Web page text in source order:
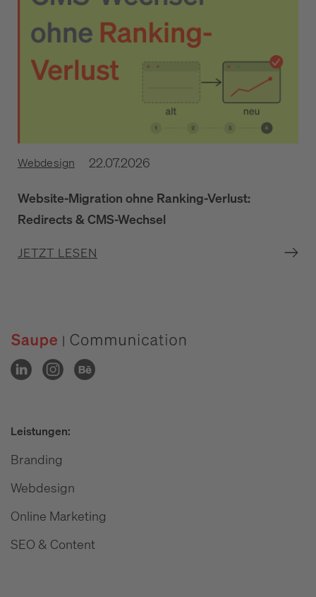
Webdesign 22.07.2026
Website-Migration ohne Ranking-Verlust:
Redirects & CMS-Wechsel
JETZT LESEN
Leistungen:
Branding
Webdesign
Online Marketing
SEO & Content